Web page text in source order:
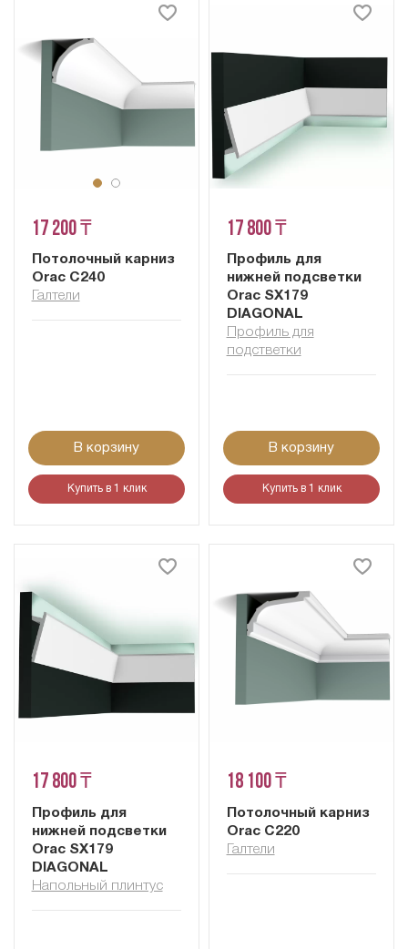
17 200 ₸
Потолочный карниз
Orac C240
Галтели
В корзину
Купить в 1 клик
17 800 ₸
Профиль для
нижней подсветки
Orac SX179
DIAGONAL
Профиль для
подстветки
В корзину
Купить в 1 клик
17 800 ₸
Профиль для
нижней подсветки
Orac SX179
DIAGONAL
Напольный плинтус
18 100 ₸
Потолочный карниз
Orac C220
Галтели